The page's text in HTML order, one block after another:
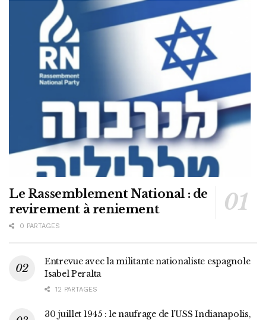
Le Rassemblement National : de
revirement à reniement
0 PARTAGES
Entrevue avec la militante nationaliste espagnole
Isabel Peralta
12 PARTAGES
30 juillet 1945 : le naufrage de l’USS Indianapolis,